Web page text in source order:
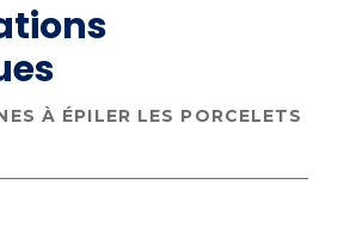
À ÉPILER LES PORCELETS